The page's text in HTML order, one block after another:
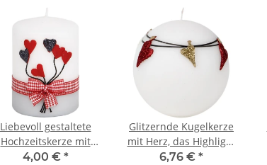
Liebevoll gestaltete
Hochzeitskerze mit
fliegenden Herzen
4,00 € *
Glitzernde Kugelkerze
mit Herz, das Highlight
für Verliebte
6,76 € *